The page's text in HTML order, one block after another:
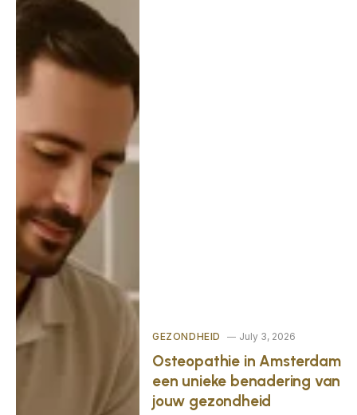
GEZONDHEID July 3, 2026
Osteopathie in Amsterdam
een unieke benadering van
jouw gezondheid